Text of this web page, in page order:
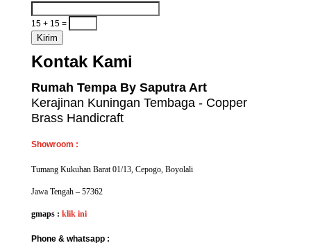
15 + 15=
Kirim
Kontak Kami
Rumah Tempa By Saputra Art
Kerajinan Kuningan Tembaga - Copper
Brass Handicraft
Showroom :
Tumang Kukuhan Barat 01/13, Cepogo, Boyolali
Jawa Tengah – 57362
gmaps : klik ini
Phone & whatsapp :